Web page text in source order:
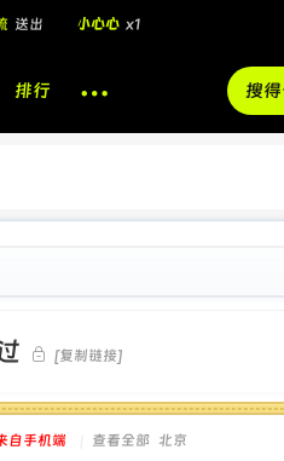
送出 小心心 x1
酷盖墨镜
小心心 x1
排行
[复制链接]
自手机端 查看全部 北京